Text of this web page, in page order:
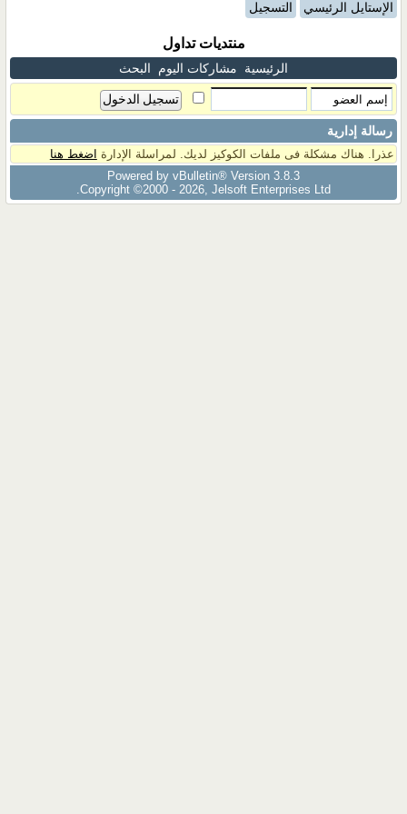
الإستايل الرئيسي التسجيل
منتديات تداول
الرئيسية مشاركات اليوم البحث
رسالة إدارية
عذرا. هناك مشكلة فى ملفات الكوكيز لديك. لمراسلة الإدارة اضغط هنا
Powered by vBulletin® Version 3.8.3
Copyright ©2000 - 2026, Jelsoft Enterprises Ltd.